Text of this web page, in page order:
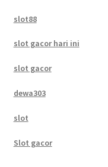
slot88
slot gacor hari ini
slot gacor
dewa303
slot
Slot gacor